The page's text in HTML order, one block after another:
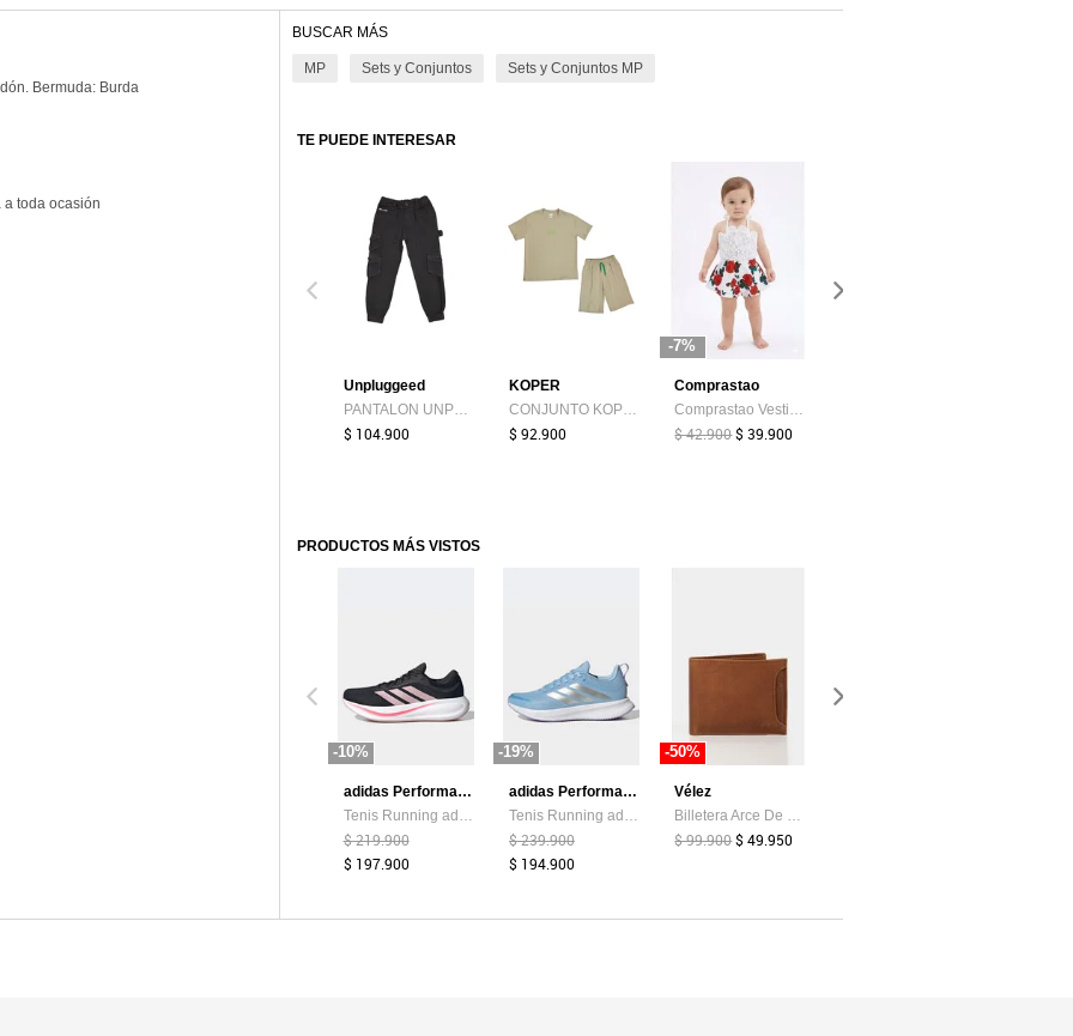
Bermuda: Burda
a toda ocasión
BUSCAR MÁS
MP Sets y Conjuntos Sets y Conjuntos MP
TE PUEDE INTERESAR
Unpluggeed
PANTALON UNPLUGGEED NIÑO 34166R NEGRO Talla 10
$ 104.900
KOPER
$ 92.900
-7%
Comprastao
$ 42.900$ 39.900
PRODUCTOS MÁS VISTOS
-10%
adidas Performance
$ 219.900
$ 197.900
-19%
adidas Performance
$ 239.900
$ 194.900
-50%
Vélez
$ 99.900$ 49.950